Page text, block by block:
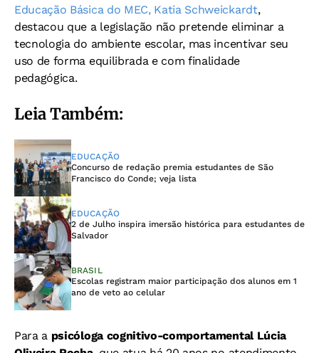
Educação Básica do MEC, Katia Schweickardt,
destacou que a legislação não pretende eliminar a
tecnologia do ambiente escolar, mas incentivar seu
uso de forma equilibrada e com finalidade
pedagógica.
Leia Também:
EDUCAÇÃO
Concurso de redação premia estudantes de São
Francisco do Conde; veja lista
EDUCAÇÃO
2 de Julho inspira imersão histórica para estudantes de
Salvador
BRASIL
Escolas registram maior participação dos alunos em 1
ano de veto ao celular
Para a psicóloga cognitivo-comportamental Lúcia